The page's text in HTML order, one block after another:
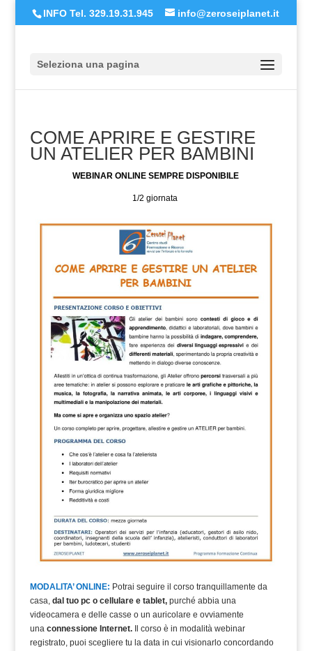
INFO Tel. 329.19.31.945 info@zeroseiplanet.it
Seleziona una pagina
COME APRIRE E GESTIRE
UN ATELIER PER BAMBINI
WEBINAR ONLINE SEMPRE DISPONIBILE
1/2 giornata
MODALITA’ ONLINE: Potrai seguire il corso tranquillamente da
casa, dal tuo pc o cellulare e tablet,purché abbia una
videocamera e delle casse o un auricolare e ovviamente
una connessione Internet.Il corso è in modalità webinar
registrato, puoi scegliere tu la data in cui visionarlo concordando